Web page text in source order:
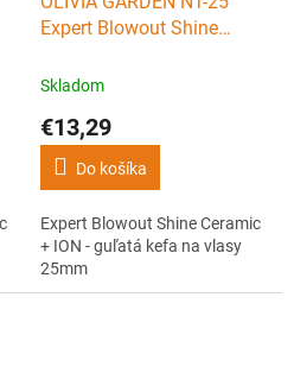
Expert Blowout Shine
na vlasy 25mm
Skladom
€13,29
Do košíka
Expert Blowout Shine Ceramic
+ ION - guľatá kefa na vlasy
25mm